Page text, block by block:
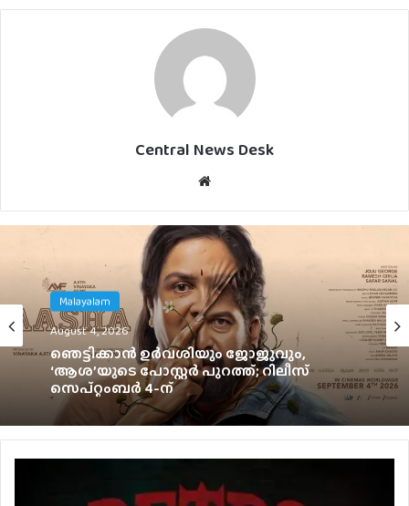
Central News Desk
Malayalam
August 4, 2026
ഞെട്ടിക്കാൻ ഉർവശിയും ജോജുവും,
‘ആശ’യുടെ പോസ്റ്റർ പുറത്ത്; റിലീസ്
സെപ്റ്റംബർ 4-ന്
English
August 2, 2026
ഇന്ത്യയിൽ ഒഡീസി കളക്ഷനെ മറികടന്ന്